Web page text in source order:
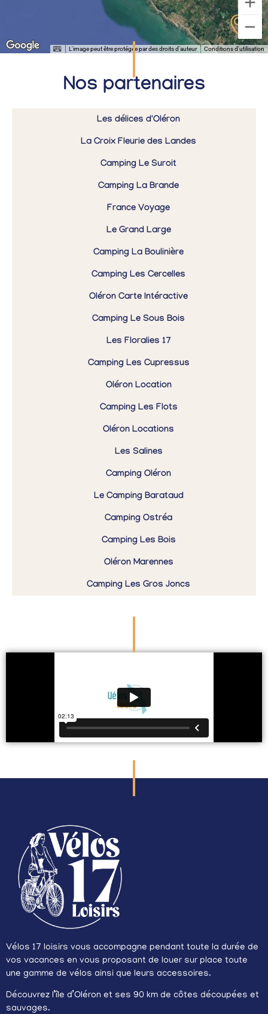
L'image peut être protégée par des droits d'auteur Conditions d'utilisation
Nos partenaires
Les délices d'Oléron
La Croix Fleurie des Landes
Camping Le Suroit
Camping La Brande
France Voyage
Le Grand Large
Camping La Boulinière
Camping Les Cercelles
Oléron Carte Intéractive
Camping Le Sous Bois
Les Floralies 17
Camping Les Cupressus
Oléron Location
Camping Les Flots
Oléron Locations
Les Salines
Camping Oléron
Le Camping Barataud
Camping Ostréa
Camping Les Bois
Oléron Marennes
Camping Les Gros Joncs
Vélos 17 loisirs vous accompagne pendant toute la durée de
vos vacances en vous proposant de louer sur place toute
une gamme de vélos ainsi que leurs accessoires.
Découvrez l’île d’Oléron et ses 90 km de côtes découpées et
sauvages.